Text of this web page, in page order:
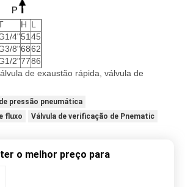
H L
4"51 45
8"6862
2"7786
de exaustão rápida, válvula de
pressão pneumática
fluxo
Válvula de verificação de Pnematic
o melhor preço para